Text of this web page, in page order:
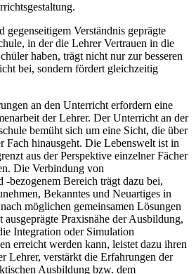
Verständnis geprägte
in der die Lehrer Vertrauen in die
haben, trägt nicht nur zur besseren
bei, sondern fördert gleichzeitig
an den Unterricht erfordern eine
der Lehrer. Der Unterricht an der
bemüht sich um eine Sicht, die über
Fach hinausgeht. Die Lebenswelt ist in
aus der Perspektive einzelner Fächer
Die Verbindung von
-bezogenem Bereich trägt dazu bei,
Bekanntes und Neuartiges in
möglichen gemeinsamen Lösungen
Praxisnähe der Ausbildung,
Integration oder Simulation
erreicht werden kann, leistet dazu ihren
Lehrer, verstärkt die Erfahrungen der
Ausbildung bzw. dem